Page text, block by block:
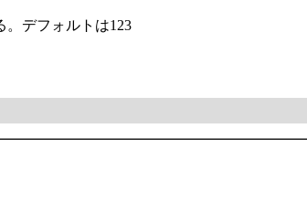
。デフォルトは123